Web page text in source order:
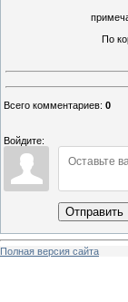
По
Всего комментариев: 0
Войдите:
Отправить
Полная версия сайта